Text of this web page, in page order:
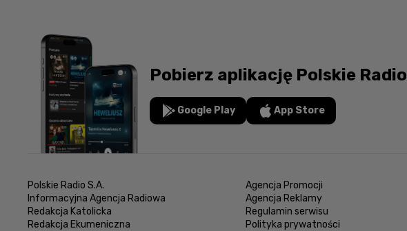
Pobierz aplikację Polskie Radio
Google Play App Store
Polskie Radio S.A.
Informacyjna Agencja Radiowa
Redakcja Katolicka
Redakcja Ekumeniczna
Agencja Promocji
Agencja Reklamy
Regulamin serwisu
Polityka prywatności